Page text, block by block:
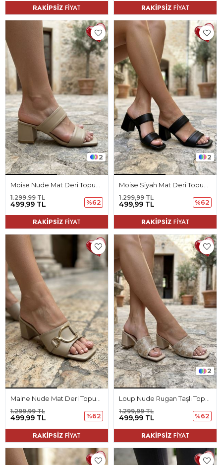
RAKİPSİZ FİYAT RAKİPSİZ FİYAT
2
499,99 TL
1.299,99 TL
%62
RAKİPSİZ FİYAT
2
499,99 TL
1.299,99 TL
%62
RAKİPSİZ FİYAT
499,99 TL
1.299,99 TL
%62
RAKİPSİZ FİYAT
2
499,99 TL
1.299,99 TL
%62
RAKİPSİZ FİYAT